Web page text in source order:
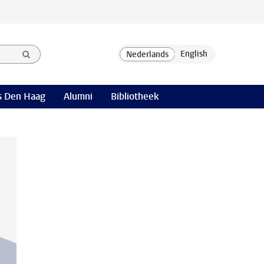
Den Haag Alumni Bibliotheek